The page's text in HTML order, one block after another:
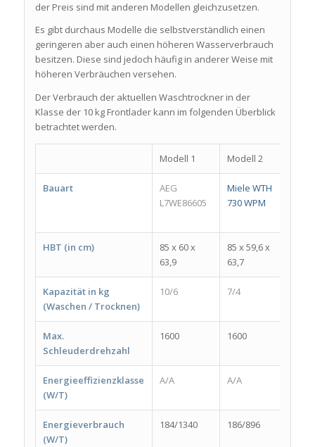
der Preis sind mit anderen Modellen gleichzusetzen.
Es gibt durchaus Modelle die selbstverständlich einen
geringeren aber auch einen höheren Wasserverbrauch
besitzen. Diese sind jedoch häufig in anderer Weise mit
höheren Verbräuchen versehen.
Der Verbrauch der aktuellen Waschtrockner in der
Klasse der 10 kg Frontlader kann im folgenden Überblick
betrachtet werden.
Modell 1 Modell 2
Bauart
AEG
L7WE86605
Miele WTH
730 WPM
HBT (in cm)
85 x 60 x
63,9
85 x 59,6 x
63,7
Kapazität in kg
(Waschen / Trocknen)
10/6 7/4
Max.
Schleuderdrehzahl
1600 1600
Energieeffizienzklasse
(W/T)
A/A A/A
Energieverbrauch
(W/T)
184/1340 186/896